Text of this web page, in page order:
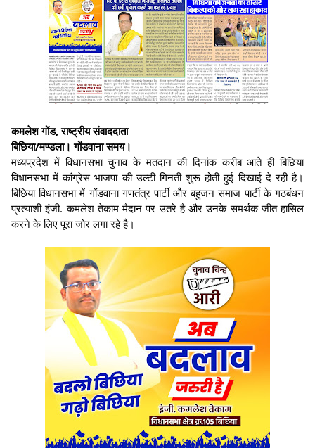
कमलेश गोंड, राष्ट्रीय संवाददाता
बिछिया/मण्डला। गोंडवाना समय।
मध्यप्रदेश में विधानसभा चुनाव के मतदान की दिनांक करीब आते ही बिछिया
विधानसभा में कांग्रेस भाजपा की उल्टी गिनती शुरू होती हुई दिखाई दे रही है।
बिछिया विधानसभा में गोंडवाना गणतंत्र पार्टी और बहुजन समाज पार्टी के गठबंधन
प्रत्याशी इंजी. कमलेश तेकाम मैदान पर उतरे है और उनके समर्थक जीत हासिल
करने के लिए पूरा जोर लगा रहे है।